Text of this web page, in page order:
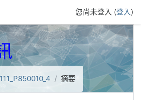
您尚未登入 (登入)
摘要